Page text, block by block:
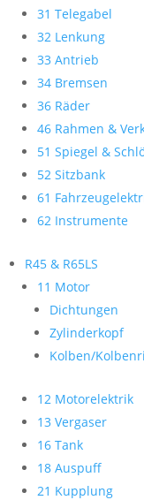
31 Telegabel
32 Lenkung
33 Antrieb
34 Bremsen
36 Räder
46 Rahmen &
51 Spiegel &
52 Sitzbank
61
62 Instrumente
R45 & R65LS
11 Motor
Dichtungen
Zylinderkopf
Kolben/
12 Motorelektrik
13 Vergaser
16 Tank
18 Auspuff
21 Kupplung